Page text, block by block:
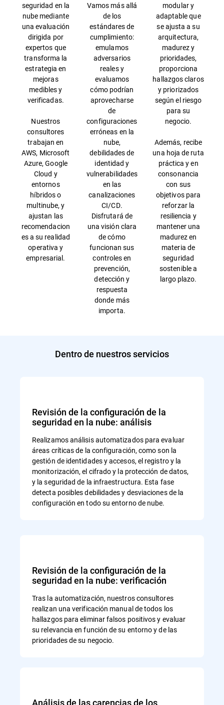
seguridad en la
nube mediante
una evaluación
dirigida por
expertos que
transforma la
estrategia en
mejoras
medibles y
verificadas.
Nuestros
consultores
trabajan en
AWS, Microsoft
Azure, Google
Cloud y
entornos
híbridos o
multinube, y
ajustan las
recomendacion
es a su realidad
operativa y
empresarial.
Vamos más allá
de los
estándares de
cumplimiento:
emulamos
adversarios
reales y
evaluamos
cómo podrían
aprovecharse
de
configuraciones
erróneas en la
nube,
debilidades de
identidad y
vulnerabilidades
en las
canalizaciones
CI/CD.
Disfrutará de
una visión clara
de cómo
funcionan sus
controles en
prevención,
detección y
respuesta
donde más
importa.
modular y
adaptable que
se ajusta a su
arquitectura,
madurez y
prioridades,
proporciona
hallazgos claros
y priorizados
según el riesgo
para su
negocio.
Además, recibe
una hoja de ruta
práctica y en
consonancia
con sus
objetivos para
reforzar la
resiliencia y
mantener una
madurez en
materia de
seguridad
sostenible a
largo plazo.
Dentro de nuestros servicios
Revisión de la configuración de la
seguridad en la nube: análisis
Realizamos análisis automatizados para evaluar
áreas críticas de la configuración, como son la
gestión de identidades y accesos, el registro y la
monitorización, el cifrado y la protección de datos,
y la seguridad de la infraestructura. Esta fase
detecta posibles debilidades y desviaciones de la
configuración en todo su entorno de nube.
Revisión de la configuración de la
seguridad en la nube: verificación
Tras la automatización, nuestros consultores
realizan una verificación manual de todos los
hallazgos para eliminar falsos positivos y evaluar
su relevancia en función de su entorno y de las
prioridades de su negocio.
Análisis de las carencias de los